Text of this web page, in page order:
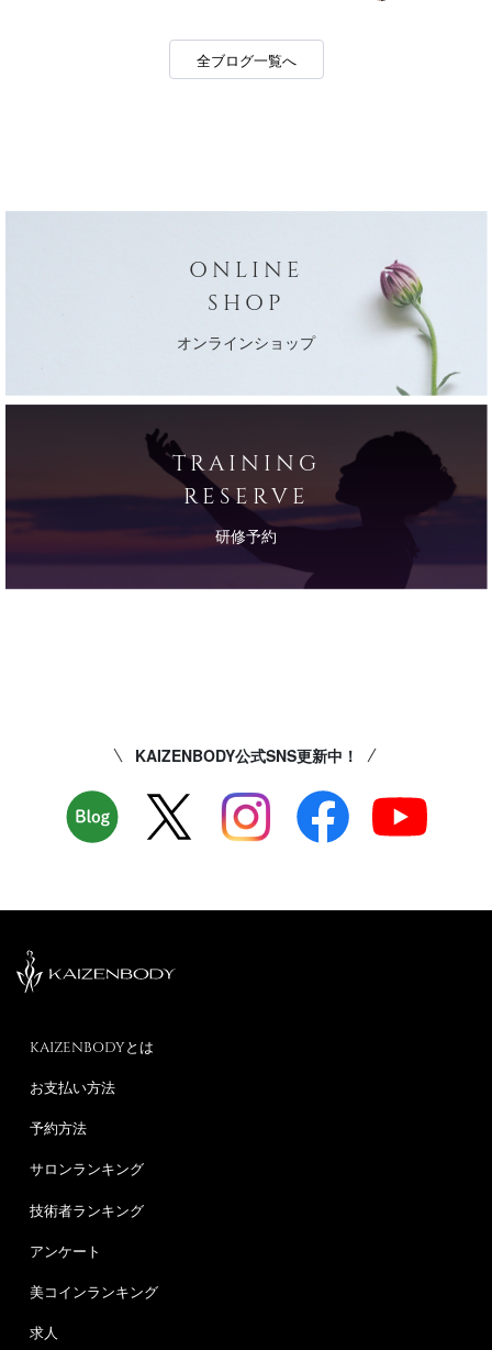
全ブログ一覧へ
ONLINE
SHOP
オンラインショップ
TRAINING
RESERVE
研修予約
KAIZENBODY公式SNS更新中！
KAIZENBODYとは
お支払い方法
予約方法
サロンランキング
技術者ランキング
アンケート
美コインランキング
求人